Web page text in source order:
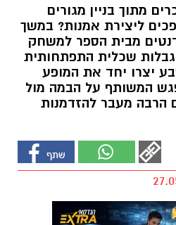
מתוך בניין מגורים
ליצירת אמנות? במשך
מבית הספר למשחק
שכלית התפתחותית
יצרו יחד את המופע
המשותף על הבמה מול
הרבה מעבר להזדמנות